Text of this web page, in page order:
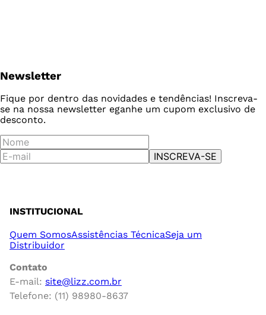
Newsletter
Fique por dentro das novidades e tendências! Inscreva-
se na nossa newsletter eganhe um cupom exclusivo de
desconto.
INSCREVA-SE
INSTITUCIONAL
Quem SomosAssistências TécnicaSeja um
Distribuidor
Contato
E-mail: site@lizz.com.br
Telefone: (11) 98980-8637